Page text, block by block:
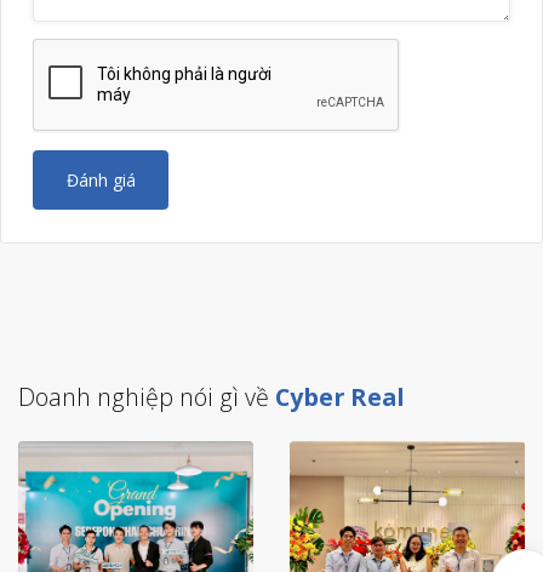
Đánh giá
Doanh nghiệp nói gì về Cyber Real